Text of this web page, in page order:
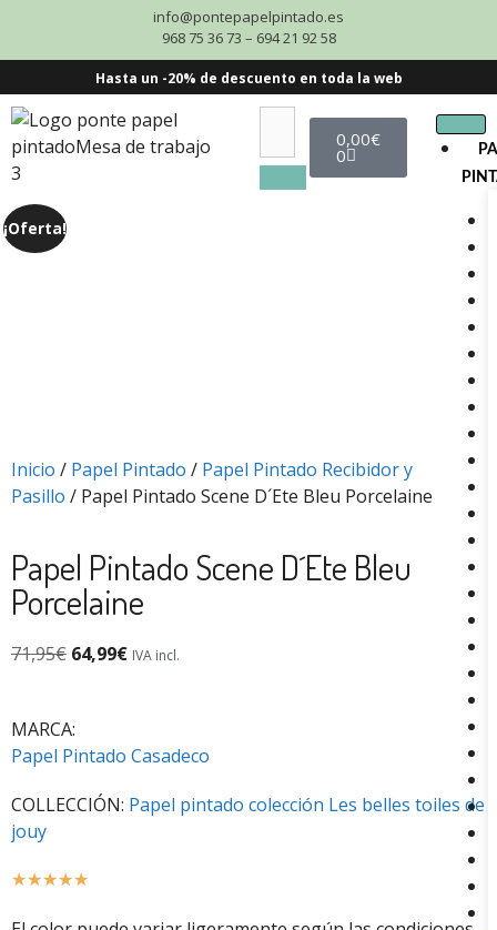
info@pontepapelpintado.es
968 75 36 73 – 694 21 92 58
Hasta un -20% de descuento en toda la web
0,00€
0
¡Oferta!
Inicio / Papel Pintado / Papel Pintado Recibidor y
Pasillo / Papel Pintado Scene D´Ete Bleu Porcelaine
Papel Pintado Scene D´Ete Bleu
Porcelaine
71,95€ 64,99€ IVA incl.
MARCA:
Papel Pintado Casadeco
COLLECCIÓN: Papel pintado colección Les belles toiles de
jouy
☆☆☆☆☆